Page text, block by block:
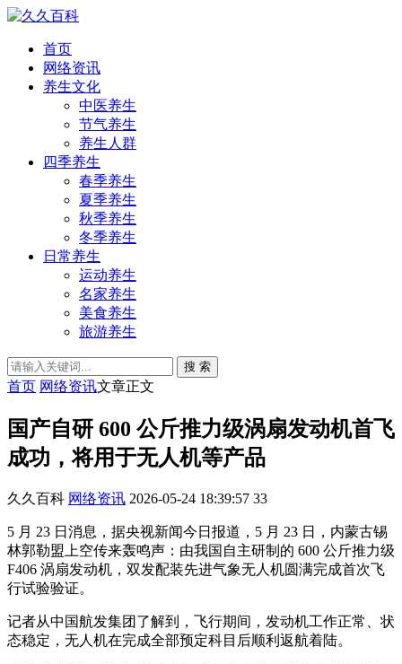
首页
网络资讯
养生文化
中医养生
节气养生
养生人群
四季养生
春季养生
夏季养生
秋季养生
冬季养生
日常养生
运动养生
名家养生
美食养生
旅游养生
搜 索
首页 网络资讯文章正文
国产自研 600 公斤推力级涡扇发动机首飞
成功，将用于无人机等产品
久久百科 网络资讯 2026-05-24 18:39:57 33
5 月 23 日消息，据央视新闻今日报道，5 月 23 日，内蒙古锡
林郭勒盟上空传来轰鸣声：由我国自主研制的 600 公斤推力级
F406 涡扇发动机，双发配装先进气象无人机圆满完成首次飞
行试验验证。
记者从中国航发集团了解到，飞行期间，发动机工作正常、状
态稳定，无人机在完成全部预定科目后顺利返航着陆。